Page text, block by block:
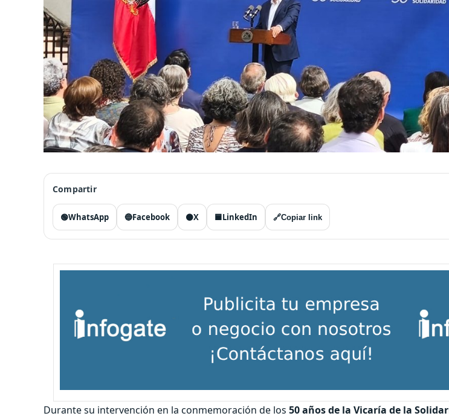
Compartir
🟢WhatsApp 🔵Facebook ⚫X 🟦LinkedIn 🔗Copiar link
Durante su intervención en la conmemoración de los 50 años de la Vicaría de la